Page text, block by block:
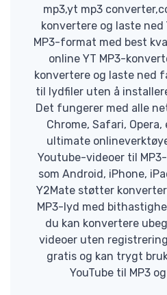
mp3,yt mp3
konvertere og laste
MP3-format med best
online YT MP3-
konvertere og laste ned
til lydfiler uten å
Det fungerer med alle
Chrome, Safari,
ultimate
Youtube-videoer til
som Android, iPhone,
Y2Mate støtter
MP3-lyd med
du kan konvertere
videoer uten
gratis og kan trygt
YouTube til MP3